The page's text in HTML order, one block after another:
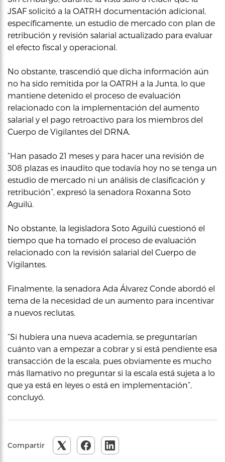
JSAF solicitó a la OATRH documentación adicional,
específicamente, un estudio de mercado con plan de
retribución y revisión salarial actualizado para evaluar
el efecto fiscal y operacional.
No obstante, trascendió que dicha información aún
no ha sido remitida por la OATRH a la Junta, lo que
mantiene detenido el proceso de evaluación
relacionado con la implementación del aumento
salarial y el pago retroactivo para los miembros del
Cuerpo de Vigilantes del DRNA.
“Han pasado 21 meses y para hacer una revisión de
308 plazas es inaudito que todavía hoy no se tenga un
estudio de mercado ni un análisis de clasificación y
retribución”, expresó la senadora Roxanna Soto
Aguilú.
No obstante, la legisladora Soto Aguilú cuestionó el
tiempo que ha tomado el proceso de evaluación
relacionado con la revisión salarial del Cuerpo de
Vigilantes.
Finalmente, la senadora Ada Álvarez Conde abordó el
tema de la necesidad de un aumento para incentivar
a nuevos reclutas.
“Si hubiera una nueva academia, se preguntarían
cuánto van a empezar a cobrar y si está pendiente esa
transacción de la escala, pues obviamente es mucho
más llamativo no preguntar si la escala está sujeta a lo
que ya está en leyes o está en implementación”,
concluyó.
Compartir